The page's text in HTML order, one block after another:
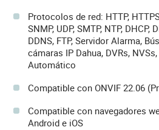
Protocolos de red: HTTP,
SNMP, UDP, SMTP, NTP, DHCP,
DDNS, FTP, Servidor Alarma,
cámaras IP Dahua, DVRs,
Automático
Compatible con ONVIF 22.06
Compatible con navegadores
Android e iOS